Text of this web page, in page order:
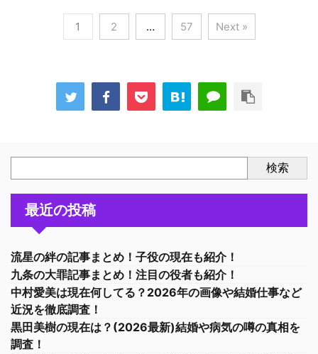
1 2 … 57 Next »
検索
最近の投稿
流星の絆の記事まとめ！子役の現在も紹介！
九条の大罪記事まとめ！注目の役者も紹介！
中村愛美は現在何してる？2026年の画像や結婚仕事など
近況を徹底調査！
黒田美樹の現在は？(2026最新)結婚や病気の噂の真相を
調査！